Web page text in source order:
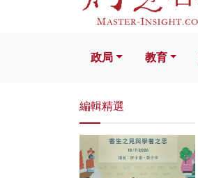
政局 教育
編輯精選